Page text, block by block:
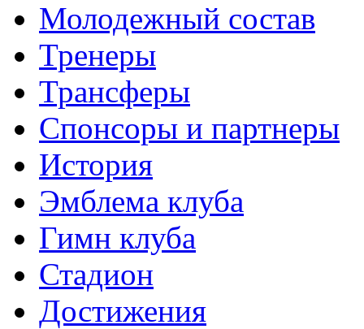
Молодежный состав
Тренеры
Трансферы
Спонсоры и партнеры
История
Эмблема клуба
Гимн клуба
Стадион
Достижения